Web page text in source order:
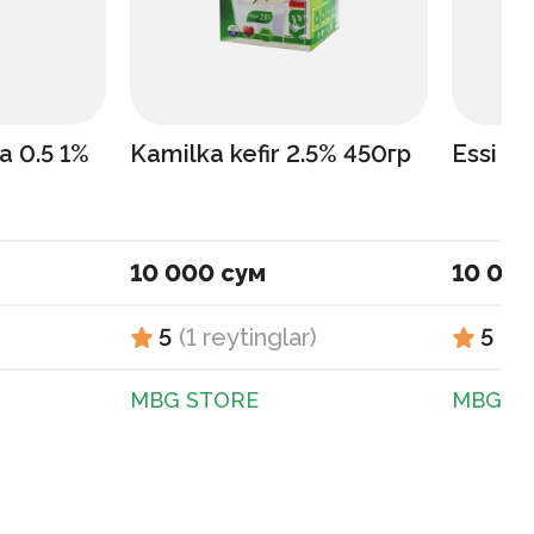
0.5 1% Kamilka kefir 2.5% 450гр
10 000 сум
5 (1 reytinglar)
MBG STORE
Essi
10
5
MBG